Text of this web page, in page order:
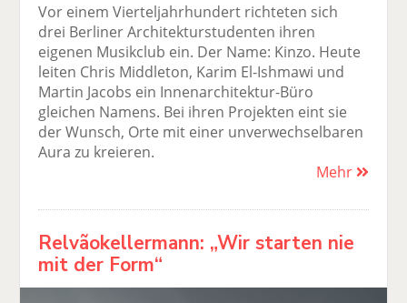
Vor einem Vierteljahrhundert richteten sich
drei Berliner Architekturstudenten ihren
eigenen Musikclub ein. Der Name: Kinzo. Heute
leiten Chris Middleton, Karim El-Ishmawi und
Martin Jacobs ein Innenarchitektur-Büro
gleichen Namens. Bei ihren Projekten eint sie
der Wunsch, Orte mit einer unverwechselbaren
Aura zu kreieren.
Mehr
Relvãokellermann: „Wir starten nie
mit der Form“